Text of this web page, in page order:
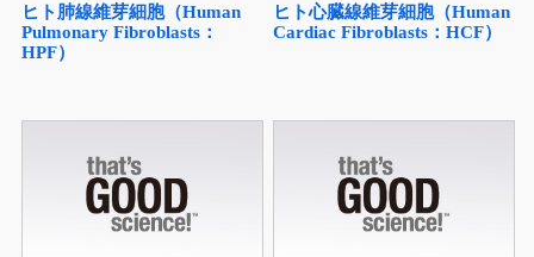
ヒト肺線維芽細胞（Human
Pulmonary Fibroblasts：
HPF）
ヒト心臓線維芽細胞（Human
Cardiac Fibroblasts：HCF）